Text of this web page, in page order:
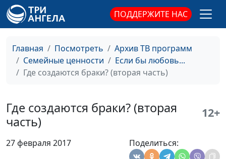
ПОДДЕРЖИТЕ НАС
Главная Посмотреть
Архив ТВ программ
Семейные ценности
Если бы любовь...
Где создаются браки? (вторая часть)
Где создаются браки? (вторая
часть)
12+
27 февраля 2017 Поделиться:
просвещения
Искусство общения
Виталий Олийник,
духовного
просвещения
#23
духовного
Уважение в браке
Виталий Олийник,
руководитель Центра